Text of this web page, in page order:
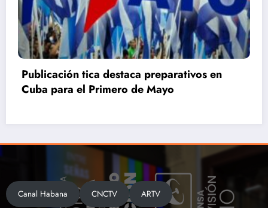
Primero de Mayo en Villa Clara: La Patria se
defiende
Canal Habana CNCTV ARTV